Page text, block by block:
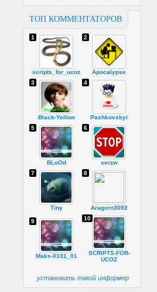
ТОП КОММЕНТАТОРОВ
scripts_for_ucoz
1
Apocalypse
2
Black-Yellow
3
Pashkovskyi
4
BLoOd
5
serzw
6
Tiny
7
Aragorn3092
8
Maks-0101_01
9
SCRIPTS-FOR-
UCOZ
10
установить такой информер